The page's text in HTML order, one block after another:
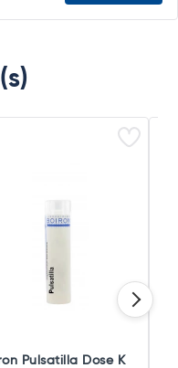
Pulsatilla Dose K